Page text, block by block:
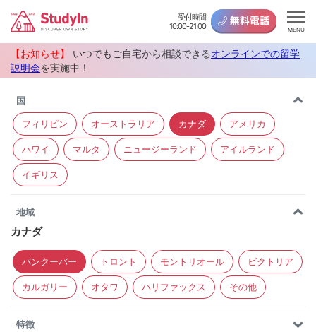
受付時間
10:00-21:00
MENU
【お知らせ】 いつでもご自宅から相談できるオンラインでの留学
説明会を実施中！
国
フィリピン オーストラリア カナダ アメリカ
ハワイ マルタ ニュージーランド アイルランド
イギリス
地域
カナダ
バンクーバー トロント モントリオール ビクトリア
カルガリー オタワ ハリファックス その他
特徴